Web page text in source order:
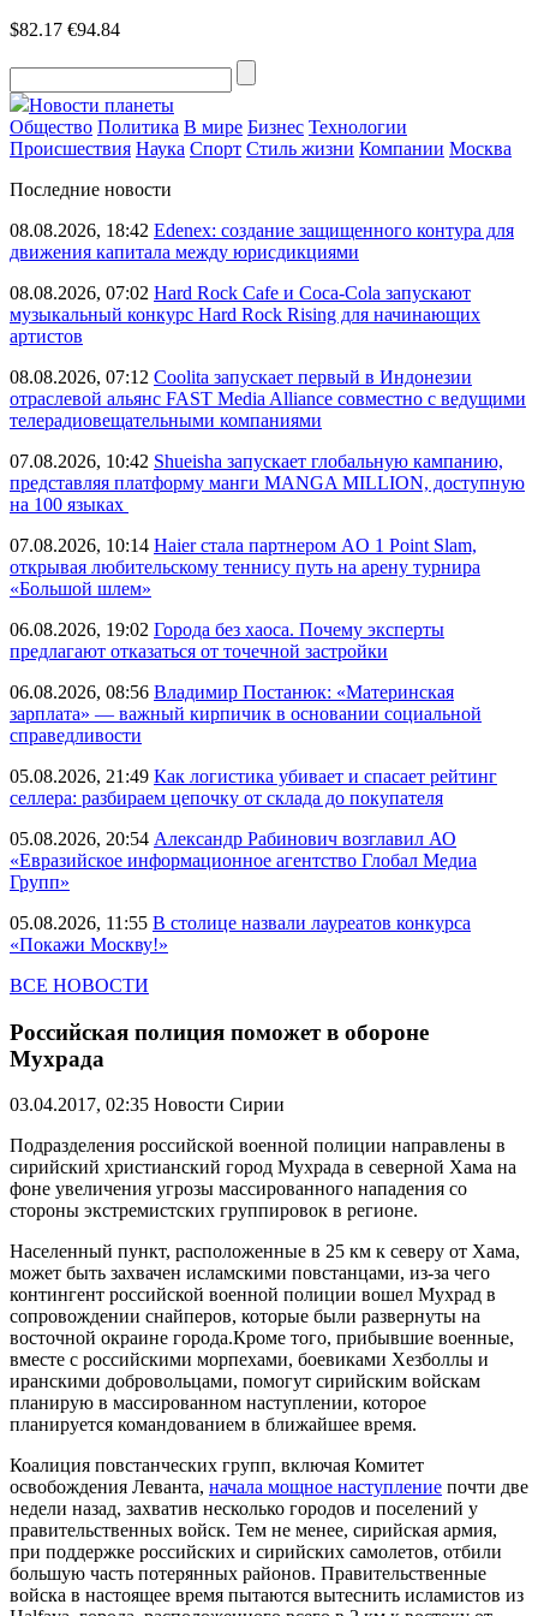
$82.17 €94.84
Новости планеты
Общество Политика В мире Бизнес Технологии
Происшествия Наука Спорт Стиль жизни Компании Москва
Последние новости
08.08.2026, 18:42 Edenex: создание защищенного контура для
движения капитала между юрисдикциями
08.08.2026, 07:02 Hard Rock Cafe и Coca-Cola запускают
музыкальный конкурс Hard Rock Rising для начинающих
артистов
08.08.2026, 07:12 Coolita запускает первый в Индонезии
отраслевой альянс FAST Media Alliance совместно с ведущими
телерадиовещательными компаниями
07.08.2026, 10:42 Shueisha запускает глобальную кампанию,
представляя платформу манги MANGA MILLION, доступную
на 100 языках
07.08.2026, 10:14 Haier стала партнером AO 1 Point Slam,
открывая любительскому теннису путь на арену турнира
«Большой шлем»
06.08.2026, 19:02 Города без хаоса. Почему эксперты
предлагают отказаться от точечной застройки
06.08.2026, 08:56 Владимир Постанюк: «Материнская
зарплата» — важный кирпичик в основании социальной
справедливости
05.08.2026, 21:49 Как логистика убивает и спасает рейтинг
селлера: разбираем цепочку от склада до покупателя
05.08.2026, 20:54 Александр Рабинович возглавил АО
«Евразийское информационное агентство Глобал Медиа
Групп»
05.08.2026, 11:55 В столице назвали лауреатов конкурса
«Покажи Москву!»
ВСЕ НОВОСТИ
Российская полиция поможет в обороне
Мухрада
03.04.2017, 02:35 Новости Сирии
Подразделения российской военной полиции направлены в
сирийский христианский город Мухрада в северной Хама на
фоне увеличения угрозы массированного нападения со
стороны экстремистских группировок в регионе.
Населенный пункт, расположенные в 25 км к северу от Хама,
может быть захвачен исламскими повстанцами, из-за чего
контингент российской военной полиции вошел Мухрад в
сопровождении снайперов, которые были развернуты на
восточной окраине города.Кроме того, прибывшие военные,
вместе с российскими морпехами, боевиками Хезболлы и
иранскими добровольцами, помогут сирийским войскам
планирую в массированном наступлении, которое
планируется командованием в ближайшее время.
Коалиция повстанческих групп, включая Комитет
освобождения Леванта, начала мощное наступление почти две
недели назад, захватив несколько городов и поселений у
правительственных войск. Тем не менее, сирийская армия,
при поддержке российских и сирийских самолетов, отбили
большую часть потерянных районов. Правительственные
войска в настоящее время пытаются вытеснить исламистов из